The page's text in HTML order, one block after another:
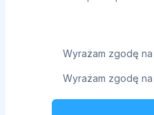
Wyrażam zgodę
Wyrażam zgodę